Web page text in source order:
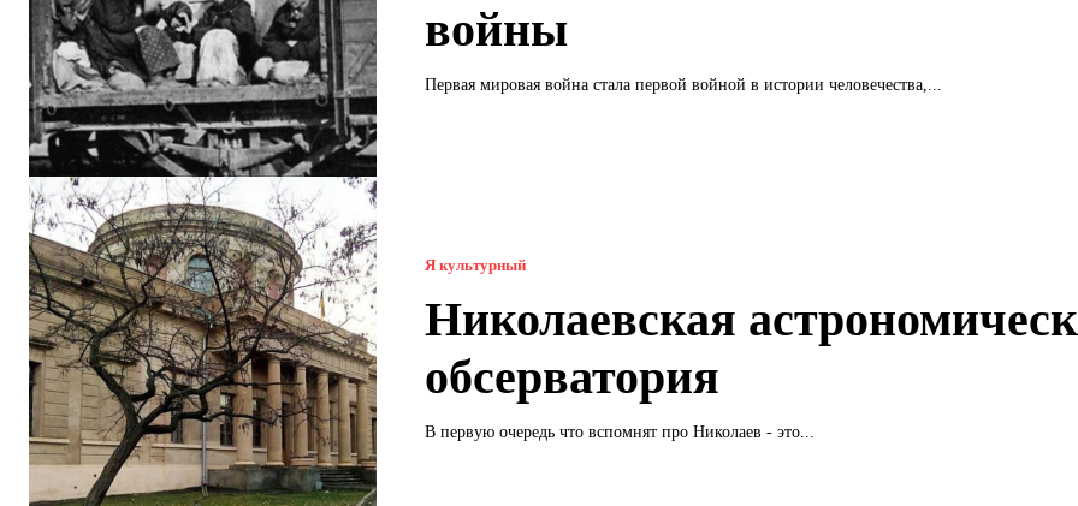
войны
Первая мировая война стала первой войной в истории человечества,...
Я культурный
Николаевская
обсерватория
В первую очередь что вспомнят про Николаев - это...